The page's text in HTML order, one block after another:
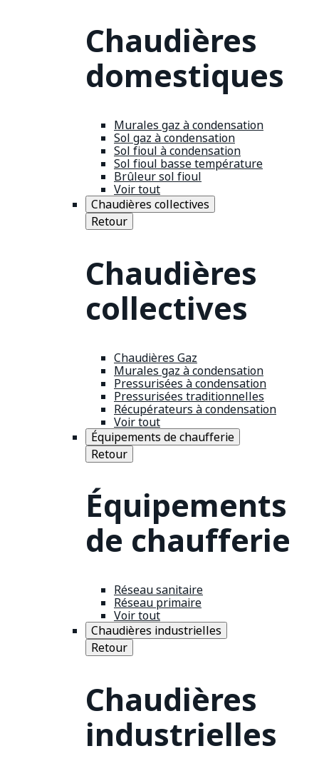
Chaudières
domestiques
Murales gaz à condensation
Sol gaz à condensation
Sol fioul à condensation
Sol fioul basse température
Brûleur sol fioul
Voir tout
Chaudières collectives
Retour
Chaudières
collectives
Chaudières Gaz
Murales gaz à condensation
Pressurisées à condensation
Pressurisées traditionnelles
Récupérateurs à condensation
Voir tout
Équipements de chaufferie
Retour
Équipements
de chaufferie
Réseau sanitaire
Réseau primaire
Voir tout
Chaudières industrielles
Retour
Chaudières
industrielles